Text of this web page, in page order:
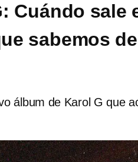
Cuándo sale
sabemos
álbum de Karol G que